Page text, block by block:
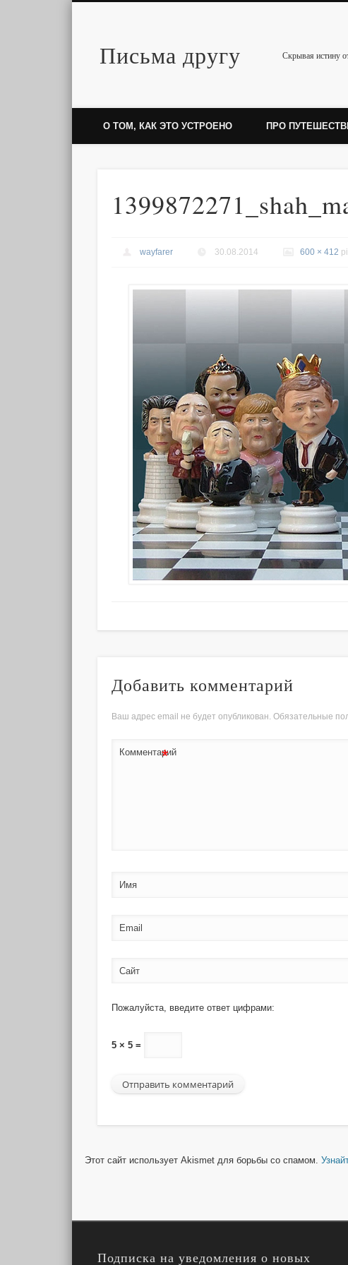
Письма другу Скрывая истину
Twitter
О ТОМ, КАК ЭТО УСТРОЕНО ПРО
wayfarer 30.08.2014 600 × 412
Добавить комментарий
Ваш адрес email не будет опубликован. Обязательные
Комментарий
*
Имя
Email
Сайт
Пожалуйста, введите ответ цифрами:
5 × 5 =
Этот сайт использует Akismet для борьбы со спамом.
Подписка на уведомления о новых